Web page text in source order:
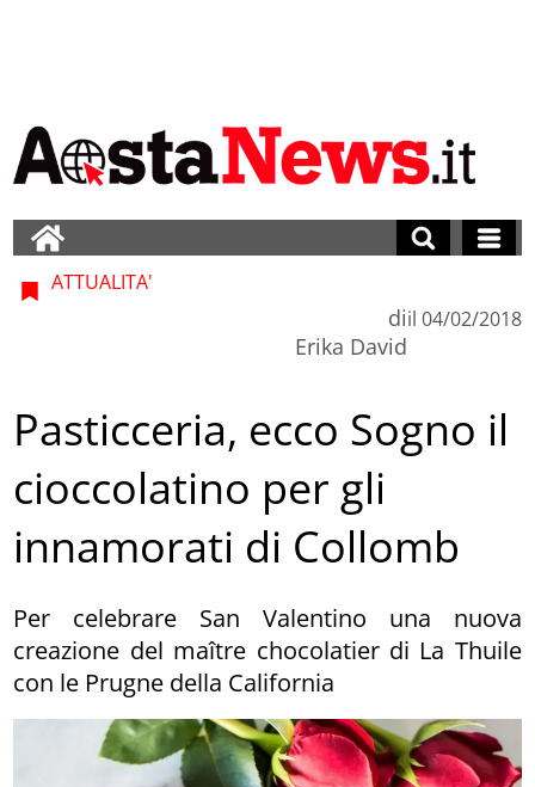
ATTUALITA'
di
Erika David
il 04/02/2018
Pasticceria, ecco Sogno il
cioccolatino per gli
innamorati di Collomb
Per celebrare San Valentino una nuova
creazione del maître chocolatier di La Thuile
con le Prugne della California